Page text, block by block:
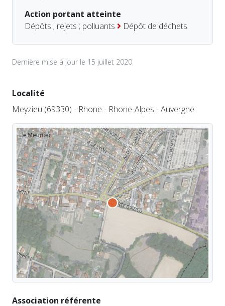
Action portant atteinte
Dépôts ; rejets ; polluants
Dépôt de déchets
Dernière mise à jour le 15 juillet 2020
Localité
Meyzieu (69330) - Rhone - Rhone-Alpes - Auvergne
Association référente